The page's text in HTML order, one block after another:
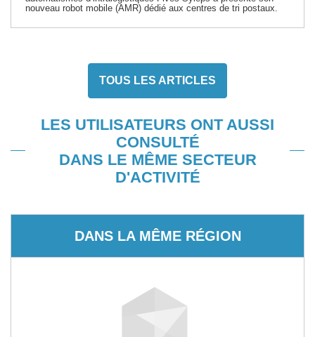
nouveau robot mobile (AMR) dédié aux centres de tri postaux.
TOUS LES ARTICLES
LES UTILISATEURS ONT AUSSI
CONSULTÉ
DANS LE MÊME SECTEUR
D'ACTIVITÉ
DANS LA MÊME RÉGION